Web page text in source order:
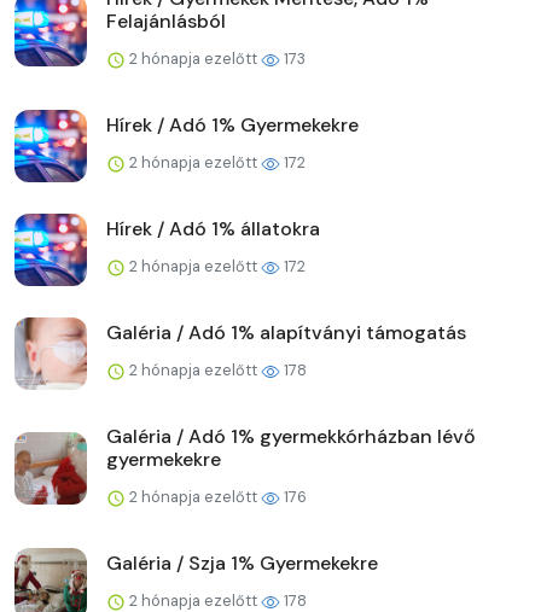
Felajánlásból
2 hónapja ezelőtt 173
Hírek / Adó 1% Gyermekekre
2 hónapja ezelőtt 172
Hírek / Adó 1% állatokra
2 hónapja ezelőtt 172
Galéria / Adó 1% alapítványi támogatás
2 hónapja ezelőtt 178
Galéria / Adó 1% gyermekkórházban lévő
gyermekekre
2 hónapja ezelőtt 176
Galéria / Szja 1% Gyermekekre
2 hónapja ezelőtt 178